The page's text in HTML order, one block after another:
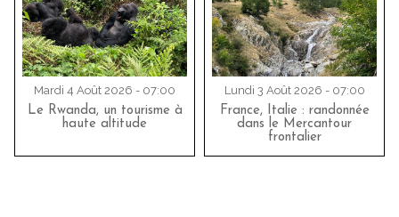
Mardi 4 Août 2026 - 07:00
Le Rwanda, un tourisme à
haute altitude
Lundi 3 Août 2026 - 07:00
France, Italie : randonnée
dans le Mercantour
frontalier